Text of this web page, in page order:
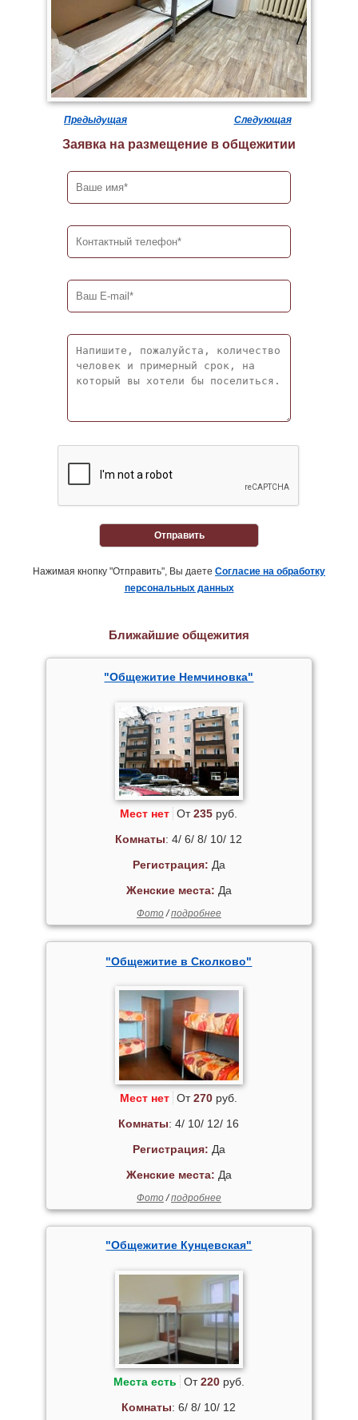
Предыдущая Следующая
Заявка на размещение в общежитии
Отправить
Нажимая кнопку "Отправить", Вы даете Согласие на обработку
персональных данных
Ближайшие общежития
"Общежитие Немчиновка"
Мест нет От235 руб.
Комнаты: 4/ 6/ 8/ 10/ 12
Регистрация: Да
Женские места: Да
Фото/подробнее
"Общежитие в Сколково"
Мест нет От270 руб.
Комнаты: 4/ 10/ 12/ 16
Регистрация: Да
Женские места: Да
Фото/подробнее
"Общежитие Кунцевская"
Места есть От220руб.
Комнаты: 6/ 8/ 10/ 12